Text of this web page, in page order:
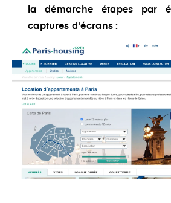
la démarche étapes par
captures d'écrans :